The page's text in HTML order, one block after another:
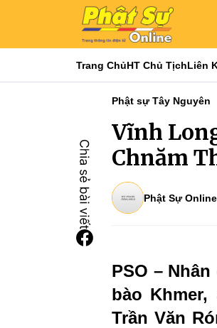
Trang ChủHT Chủ TịchLiên
Phật sự Tây Nguyên
Vĩnh
Chnăm
Phật Sự Online
PSO –
bào Khmer,
Trần Văn